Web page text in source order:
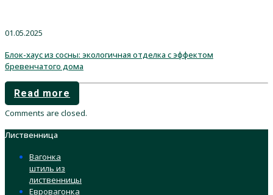
01.05.2025
Блок-хаус из сосны: экологичная отделка с эффектом
бревенчатого дома
Read more
Comments are closed.
Лиственница
Вагонка
штиль из
лиственницы
Евровагонка